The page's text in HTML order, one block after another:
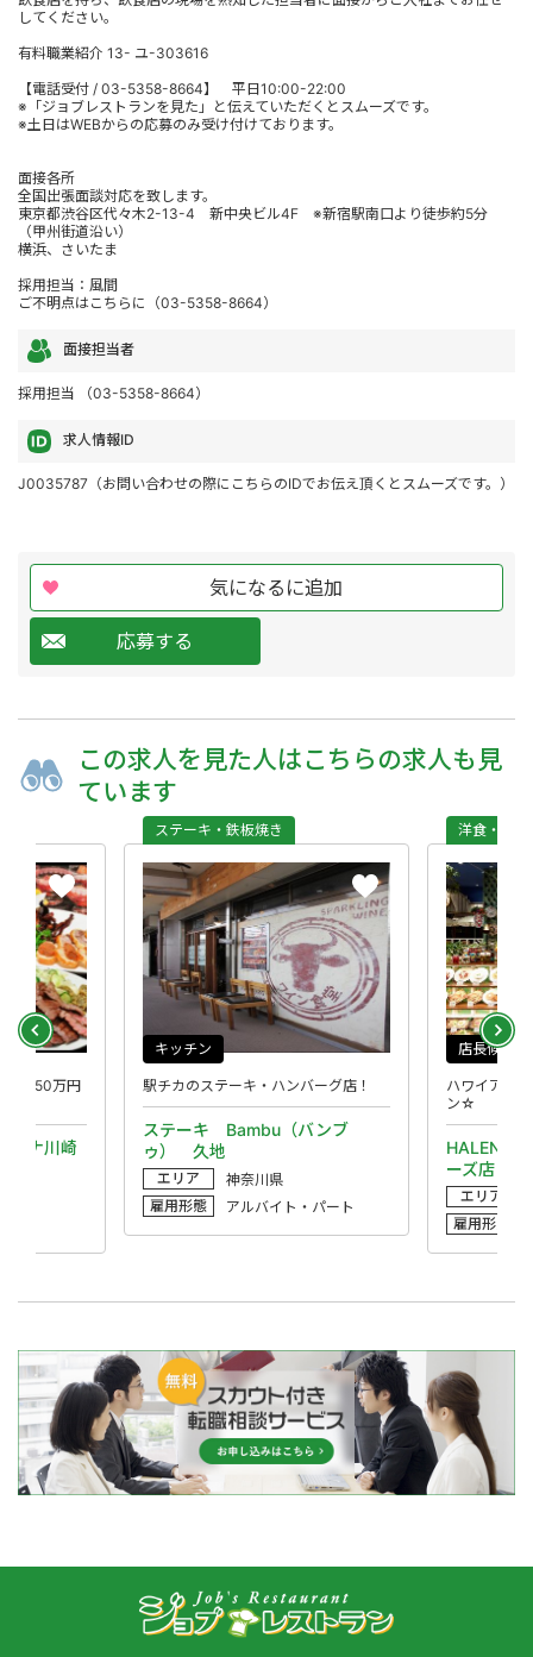
してください。
有料職業紹介 13- ユ-303616
【電話受付 / 03-5358-8664】 平日10:00-22:00
※「ジョブレストランを見た」と伝えていただくとスムーズです。
※土日はWEBからの応募のみ受け付けております。
面接各所
全国出張面談対応を致します。
東京都渋谷区代々木2-13-4 新中央ビル4F ※新宿駅南口より徒歩約5分
（甲州街道沿い）
横浜、さいたま
採用担当：風間
ご不明点はこちらに（03-5358-8664）
面接担当者
採用担当 （03-5358-8664）
求人情報ID
J0035787（お問い合わせの際にこちらのIDでお伝え頂くとスムーズです。）
気になるに追加
応募する
この求人を 見た人はこちらの求人も 見
ています
ーナ川崎
～450万円
ステーキ Bambu（バンブ
ゥ） 久地
駅チカのステーキ・ハンバーグ店！
ステーキ・鉄板焼き
キッチン
エリア
神奈川県
雇用形態
アルバイト・パート
ーズ店
ハワイアン
ン☆
洋食・西洋
店長候補
エリア
雇用形態